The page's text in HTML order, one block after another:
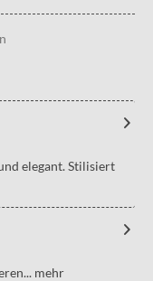
elegant. Stilisiert
mehr